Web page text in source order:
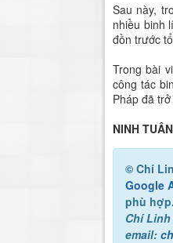
Sau này,
nhiều binh
đồn trước
Trong bài
công tác
Pháp đã
NINH
© Chí
Google
phù
Chí
email: